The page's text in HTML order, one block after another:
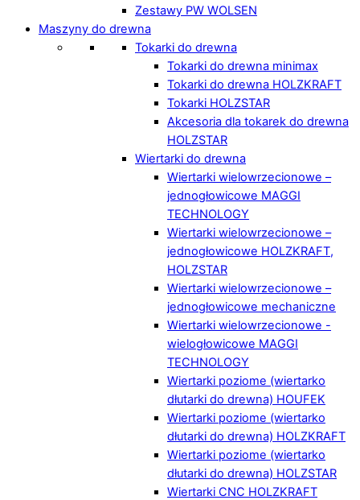
Zestawy PW WOLSEN
Maszyny do drewna
Tokarki do drewna
Tokarki do drewna minimax
Tokarki do drewna HOLZKRAFT
Tokarki HOLZSTAR
Akcesoria dla tokarek do drewna
HOLZSTAR
Wiertarki do drewna
Wiertarki wielowrzecionowe –
jednogłowicowe MAGGI
TECHNOLOGY
Wiertarki wielowrzecionowe –
jednogłowicowe HOLZKRAFT,
HOLZSTAR
Wiertarki wielowrzecionowe –
jednogłowicowe mechaniczne
Wiertarki wielowrzecionowe -
wielogłowicowe MAGGI
TECHNOLOGY
Wiertarki poziome (wiertarko
dłutarki do drewna) HOUFEK
Wiertarki poziome (wiertarko
dłutarki do drewna) HOLZKRAFT
Wiertarki poziome (wiertarko
dłutarki do drewna) HOLZSTAR
Wiertarki CNC HOLZKRAFT